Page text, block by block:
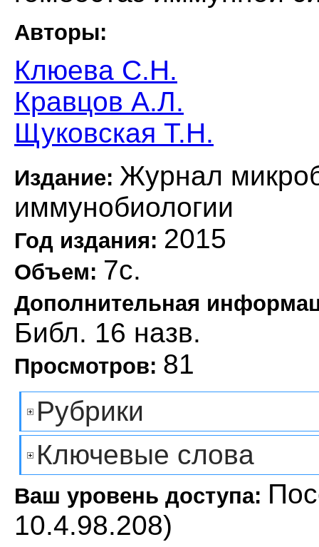
Авторы:
Клюева С.Н.
Кравцов А.Л.
Щуковская Т.Н.
Издание: Журнал
иммунобиологии
Год издания: 2015
Объем: 7с.
Дополнительная
Библ. 16 назв.
Просмотров: 81
Рубрики
Ключевые слова
Ваш уровень доступа:
10.4.98.208)